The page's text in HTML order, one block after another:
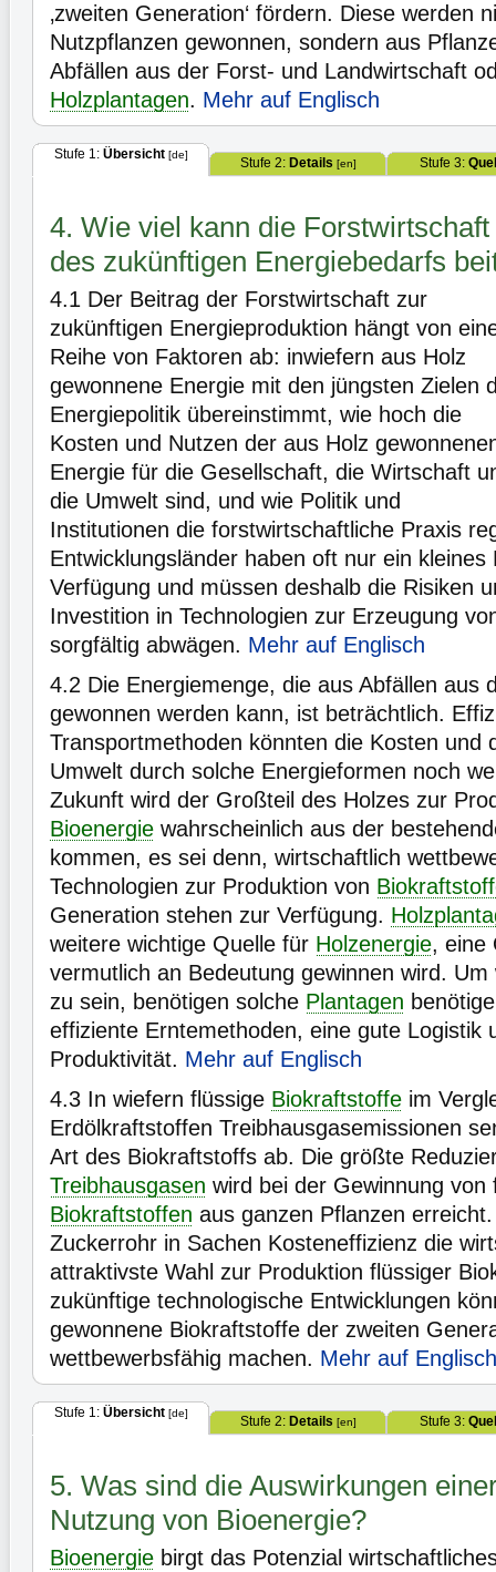
‚zweiten Generation‘ fördern. Diese werden
Nutzpflanzen gewonnen, sondern aus
Abfällen aus der Forst- und Landwirtschaft
Holzplantagen. Mehr auf Englisch
Stufe 1: Übersicht[de]
Stufe 2: Details [en] Stufe 3:
4. Wie viel kann die
des zukünftigen Energiebedarfs
4.1 Der Beitrag der Forstwirtschaft zur
zukünftigen Energieproduktion hängt von
Reihe von Faktoren ab: inwiefern aus Holz
gewonnene Energie mit den jüngsten Zielen
Energiepolitik übereinstimmt, wie hoch die
Kosten und Nutzen der aus Holz
Energie für die Gesellschaft, die Wirtschaft
die Umwelt sind, und wie Politik und
Institutionen die forstwirtschaftliche Praxis
Entwicklungsländer haben oft nur ein kleines
Verfügung und müssen deshalb die Risiken
Investition in Technologien zur Erzeugung
sorgfältig abwägen. Mehr auf Englisch
4.2 Die Energiemenge, die aus Abfällen aus
gewonnen werden kann, ist beträchtlich.
Transportmethoden könnten die Kosten und
Umwelt durch solche Energieformen noch
Zukunft wird der Großteil des Holzes zur
Bioenergie wahrscheinlich aus der
kommen, es sei denn, wirtschaftlich
Technologien zur Produktion von
Generation stehen zur Verfügung.
weitere wichtige Quelle für Holzenergie, eine
vermutlich an Bedeutung gewinnen wird.
zu sein, benötigen solche Plantagen
effiziente Erntemethoden, eine gute Logistik
Produktivität. Mehr auf Englisch
4.3 In wiefern flüssige Biokraftstoffe im
Erdölkraftstoffen Treibhausgasemissionen
Art des Biokraftstoffs ab. Die größte
Treibhausgasen wird bei der Gewinnung von
Biokraftstoffen aus ganzen Pflanzen
Zuckerrohr in Sachen Kosteneffizienz die
attraktivste Wahl zur Produktion flüssiger
zukünftige technologische Entwicklungen
gewonnene Biokraftstoffe der zweiten
wettbewerbsfähig machen. Mehr auf Englisch
Stufe 1: Übersicht[de]
Stufe 2: Details [en] Stufe 3:
5. Was sind die Auswirkungen
Nutzung von Bioenergie?
Bioenergie birgt das Potenzial